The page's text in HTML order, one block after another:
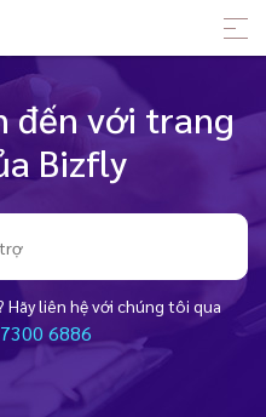
đến với trang
Bizfly
liên hệ với chúng tôi qua
6886